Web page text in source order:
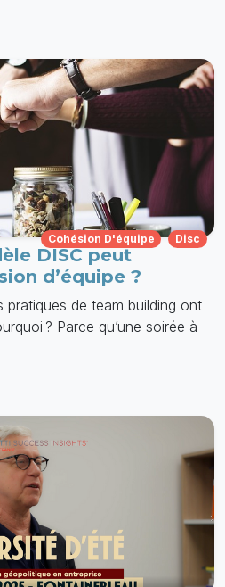
Cohésion D'équipe Disc
DISC peut
d’équipe ?
pratiques de team building ont
? Parce qu’une soirée à